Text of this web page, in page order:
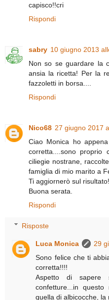
capisco!!cri
Rispondi
sabry 10 giugno 2013
Non so se guardare la
ansia la ricetta! Per la
fazzoletti in borsa....
Rispondi
Nico68 27 giugno 2017
Ciao Monica ho
corretta....sono proprio
ciliegie nostrane,
famiglia di mio marito a
Ti aggiornerò sul risultato!
Buona serata.
Rispondi
Risposte
Luca Monica
29
Sono felice che ti
corretta!!!!
Aspetto di
confetture...in
quella di albicocche, la